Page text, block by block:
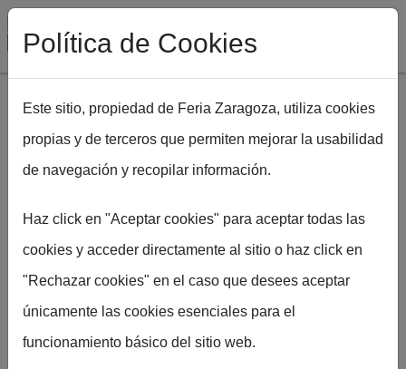
Pasar al contenido principal
APERTURA ·
Presentación de
Política de Cookies
Este sitio, propiedad de Feria Zaragoza, utiliza cookies
propias y de terceros que permiten mejorar la usabilidad
de navegación y recopilar información.
Haz click en "Aceptar cookies" para aceptar todas las
cookies y acceder directamente al sitio o haz click en
"Rechazar cookies" en el caso que desees aceptar
únicamente las cookies esenciales para el
funcionamiento básico del sitio web.